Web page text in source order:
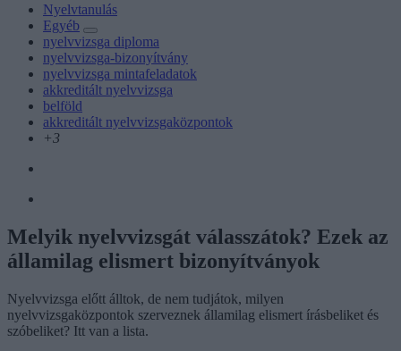
Nyelvtanulás
Egyéb
nyelvvizsga diploma
nyelvvizsga-bizonyítvány
nyelvvizsga mintafeladatok
akkreditált nyelvvizsga
belföld
akkreditált nyelvvizsgaközpontok
+3
Melyik nyelvvizsgát válasszátok? Ezek az
államilag elismert bizonyítványok
Nyelvvizsga előtt álltok, de nem tudjátok, milyen
nyelvvizsgaközpontok szerveznek államilag elismert írásbeliket és
szóbeliket? Itt van a lista.